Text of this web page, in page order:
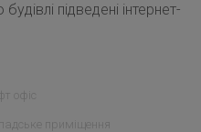
підведені інтернет-
офіс
приміщення